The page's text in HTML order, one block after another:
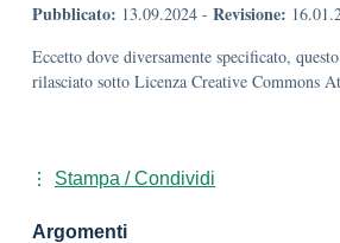
Pubblicato: 13.09.2024 - Revisione:
Eccetto dove diversamente specificato,
rilasciato sotto Licenza Creative Commons
Stampa / Condividi
Argomenti